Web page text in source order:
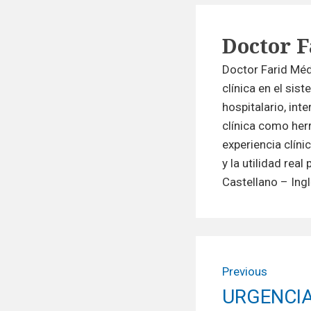
Author
Doctor
Doctor Farid
clínica en el
hospitalario,
clínica como
experiencia
y la utilidad real
Castellano –
Previous
Previous